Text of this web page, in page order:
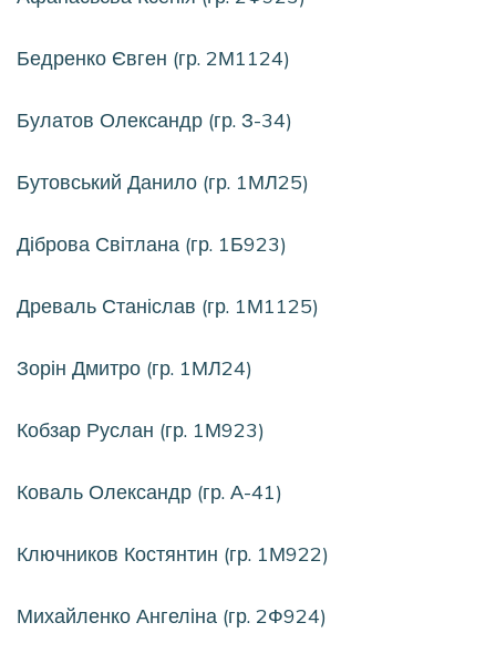
Бедренко Євген (гр. 2М1124)
Булатов Олександр (гр. З-34)
Бутовський Данило (гр. 1МЛ25)
Діброва Світлана (гр. 1Б923)
Древаль Станіслав (гр. 1М1125)
Зорін Дмитро (гр. 1МЛ24)
Кобзар Руслан (гр. 1М923)
Коваль Олександр (гр. А-41)
Ключников Костянтин (гр. 1М922)
Михайленко Ангеліна (гр. 2Ф924)